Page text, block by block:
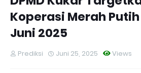
Koperasi Merah
Juni 2025
Prediksi Views
Juni 25, 2025